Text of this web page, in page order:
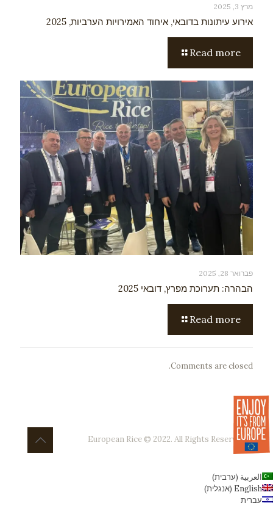
מרץ 3, 2025
אירוע עיתונות בדובאי, איחוד האמירויות הערביות, 2025
Read more
פברואר 28, 2025
הבהרה: תערוכת מפרץ, דובאי 2025
Read more
Comments are closed.
European Rice © 2022. All Rights Reserved
العربية (ערבית)
English
(אנגלית)
עברית